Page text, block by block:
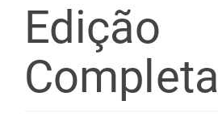
Edição
Completa